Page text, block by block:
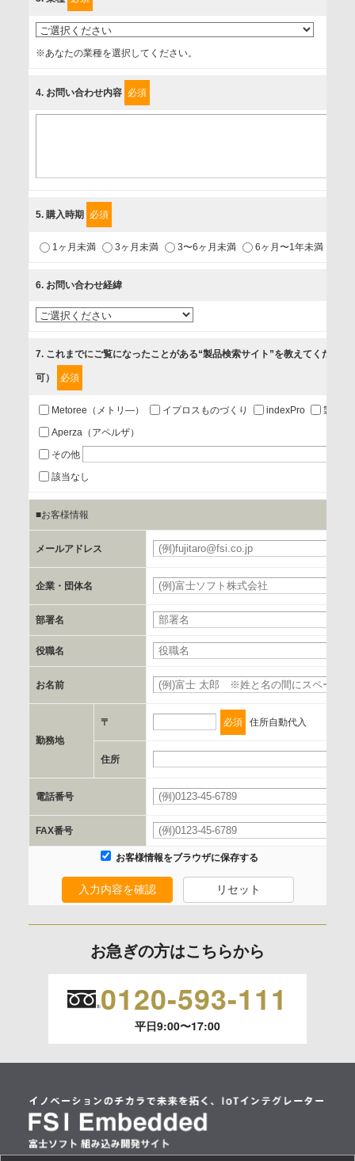
上げます。
事業者名
個人情報保護責任者
1.当社が取り扱う商品・サービスに関するご案内
2.当社が開催（主催・共催・協賛）するセミナーなど、各種イ
3.お客様の業務内容、及び興味、関心に応じた情報の提供
4.お客様満足度調査等のアンケートの依頼
第三者提供の有無
あり
a.個人情報の提供・利用目的
当該企業/団体のサービス等のご案内及び当該企業/団体からの
お客様のご氏名、フリガナ、企業・団体名、部署名、役職、
郵便番号、住所、電話番号、FAX番号、メールアドレス
c.第三者への提供の手段または手法
書類の送付又は電子的な方法
d.提供先および管理者
当社とイベント/セミナーを共同で開催する企業/団体
e.個人情報取り扱いに関する契約
当社と当該企業/団体とは、個人情報取扱に関する覚書の締結
を行います。
委託の有無
利用目的の通知、開示、内容の訂正、追加または削除、利用
います。）に応じます。
開示等のご請求は、下記お問い合わせ先窓口へご連絡願いま
す。
る結果
情報提供は任意ですが、情報を提供しなかった場合、情報の
項目によってはお問い合わせ等に
※あなたの業種を選択してください。
4. お問い合わせ内容 必須
5. 購入時期 必須
1ヶ月未満 3ヶ月未満 3〜6ヶ月未満 6ヶ月〜1年未満
6. お問い合わせ経緯
7. これまでにご覧になったことがある“製品検索サイト”を教えてください
可） 必須
Metoree（メトリ―） イプロスものづくり indexPro
製品ナ
Aperza（アペルザ）
その他
該当なし
■お客様情報
メールアドレス
企業・団体名
部署名
役職名
お名前
勤務地
〒 必須 住所自動代入
住所
電話番号
FAX番号
お客様情報をブラウザに保存する
入力内容を確認 リセット
お急ぎの方はこちらから
0120-593-111
平日9:00〜17:00